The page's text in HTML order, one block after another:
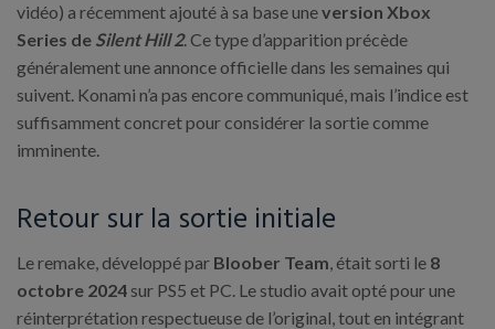
vidéo) a récemment ajouté à sa base uneversion Xbox
Series de Silent Hill 2. Ce type d’apparition précède
généralement une annonce officielle dans les semaines qui
suivent. Konami n’a pas encore communiqué, mais l’indice est
suffisamment concret pour considérer la sortie comme
imminente.
Retour sur la sortie initiale
Le remake, développé par Bloober Team, était sorti le 8
octobre 2024 sur PS5 et PC. Le studio avait opté pour une
réinterprétation respectueuse de l’original, tout en intégrant